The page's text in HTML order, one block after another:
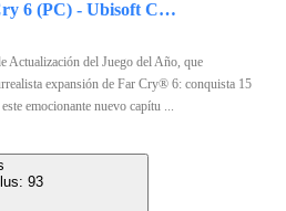
Far Cry 6 (PC) - Ubisoft Connect Key - EUROPE
Actualización del Juego del Año, que
expansión de Far Cry® 6: conquista 15
emocionante nuevo capítu ...
93